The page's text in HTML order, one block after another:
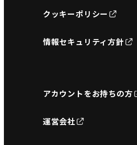
クッキーポリシー
情報セキュリティ方針
アカウントをお持ちの方
運営会社